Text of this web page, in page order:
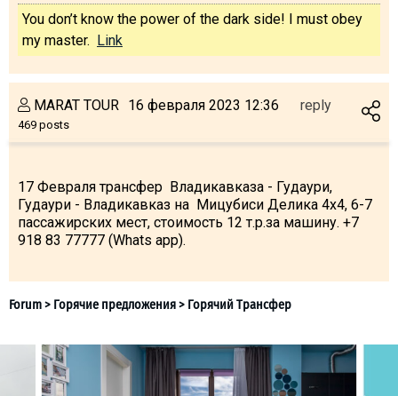
You don’t know the power of the dark side! I must obey
my master.
Link
MARAT TOUR
469 posts
16 февраля 2023 12:36 reply
17 Февраля трансфер Владикавказа - Гудаури,
Гудаури - Владикавказ на Мицубиси Делика 4х4, 6-7
пассажирских мест, стоимость 12 т.р.за машину. +7
918 83 77777 (Whats app).
Visas
What to drink?
Gallery